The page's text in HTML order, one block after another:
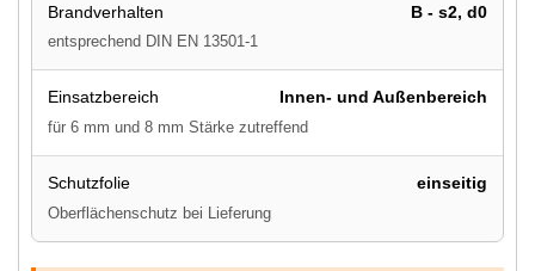
Brandverhalten B - s2, d0
entsprechend DIN EN 13501-1
Einsatzbereich Innen- und Außenbereich
für 6 mm und 8 mm Stärke zutreffend
Schutzfolie einseitig
Oberflächenschutz bei Lieferung